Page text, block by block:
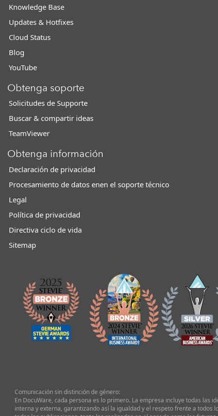
Knowledge Base
Updates & Hotfixes
Cloud Status
Blog
YouTube
Obtenga soporte
Solicitudes de Supporte
Buscar & compartir ideas
TeamViewer
Obtenga información
Declaración de privacidad
Procesamiento de datos enen el soporte técnico
Legal
Política de privacidad
Directiva ciclo de vida
Sitemap
Comunicación sin distinción de género:
En DocuWare, cada persona es lo primero. La empresa incluye todas las
interna y externa, garantizando así la igualdad y el respeto frente a todos